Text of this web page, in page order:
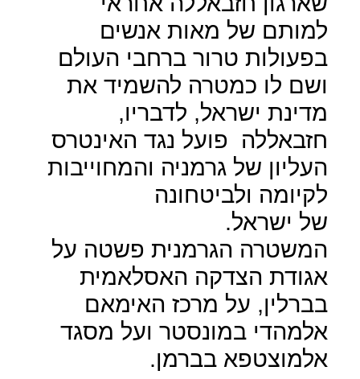
למותם של מאות אנשים
בפעולות טרור ברחבי העולם
ושם לו כמטרה להשמיד את
מדינת ישראל, לדבריו,
חזבאללה
פועל נגד האינטרס
העליון של גרמניה והמחוייבות
לקיומה ולביטחונה
של ישראל.
המשטרה הגרמנית פשטה על
אגודת הצדקה האסלאמית
בברלין, על מרכז האימאם
אלמהדי במונסטר ועל מסגד
אלמוצטפא בברמן.